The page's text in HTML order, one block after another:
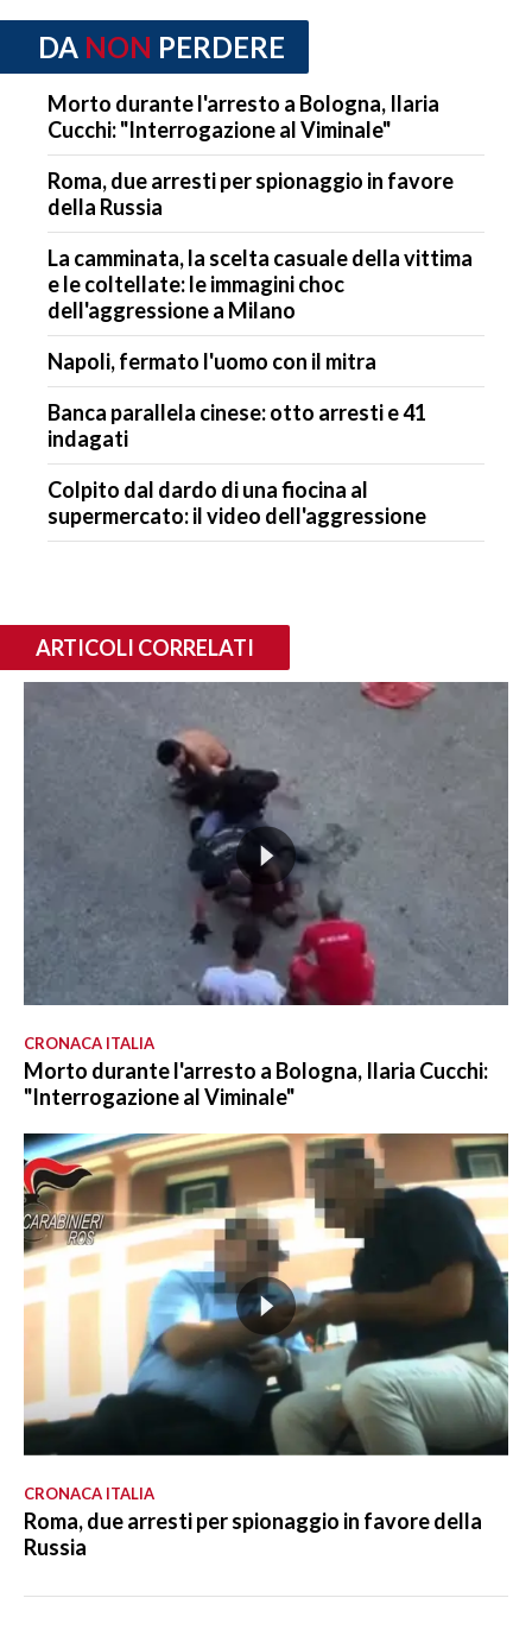
DA NON PERDERE
Morto durante l'arresto a Bologna, Ilaria
Cucchi: "Interrogazione al Viminale"
Roma, due arresti per spionaggio in favore
della Russia
La camminata, la scelta casuale della vittima
e le coltellate: le immagini choc
dell'aggressione a Milano
Napoli, fermato l'uomo con il mitra
Banca parallela cinese: otto arresti e 41
indagati
Colpito dal dardo di una fiocina al
supermercato: il video dell'aggressione
ARTICOLI CORRELATI
CRONACA ITALIA
Morto durante l'arresto a Bologna, Ilaria Cucchi:
"Interrogazione al Viminale"
CRONACA ITALIA
Roma, due arresti per spionaggio in favore della
Russia